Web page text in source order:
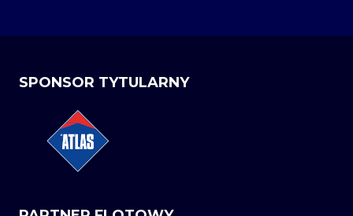
SPONSOR TYTULARNY